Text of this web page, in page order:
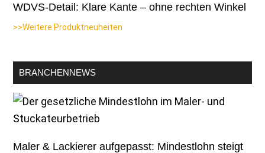
WDVS-Detail: Klare Kante – ohne rechten Winkel
>>Weitere Produktneuheiten
BRANCHENNEWS
Maler & Lackierer aufgepasst: Mindestlohn steigt